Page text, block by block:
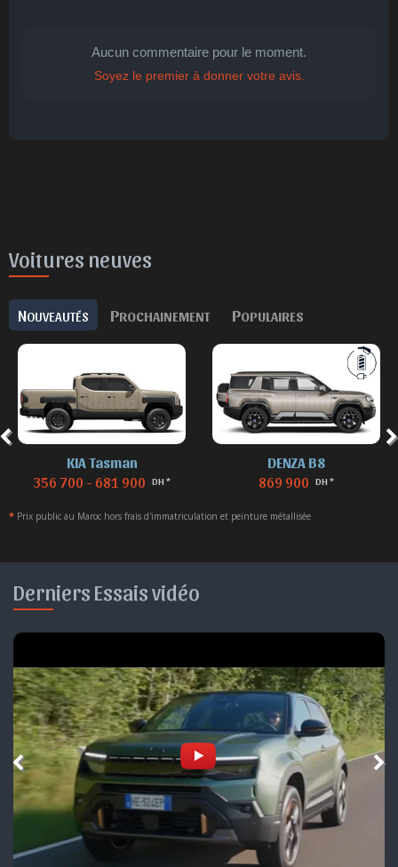
Aucun commentaire pour le moment.
Soyez le premier à donner votre avis.
Voitures neuves
NOUVEAUTÉS PROCHAINEMENT POPULAIRES
KIA Tasman
356 700 - 681 900 DH *
DENZA B8
869 900 DH *
* Prix public au Maroc hors frais d'immatriculation et peinture métallisée
Derniers Essais vidéo